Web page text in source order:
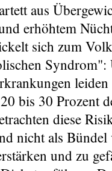
aus
erhöhtem
sich zum
Syndrom":
leiden
bis 30 Prozent
diese
nicht als
und zu